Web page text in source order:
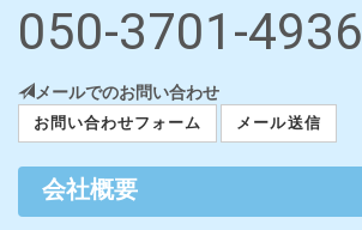
050-3701-4936
メールでのお問い合わせ
お問い合わせフォーム メール送信
会社概要